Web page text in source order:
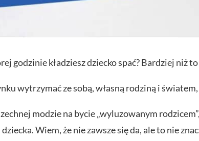
godzinie kładziesz dziecko spać? Bardziej niż
wytrzymać ze sobą, własną rodziną i światem,
modzie na bycie „wyluzowanym
Wiem, że nie zawsze się da, ale to nie